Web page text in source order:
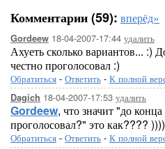
Комментарии (59): вперёд»
Gordeew 18-04-2007-17:44 удалить
Ахуеть сколько вариантов... :)
честно проголосовал :)
Обратиться - Ответить - К полной
Dagich 18-04-2007-17:53 удалить
Gordeew, что значит "до
проголосовал?" это как???? ))))
Обратиться - Ответить - К полной